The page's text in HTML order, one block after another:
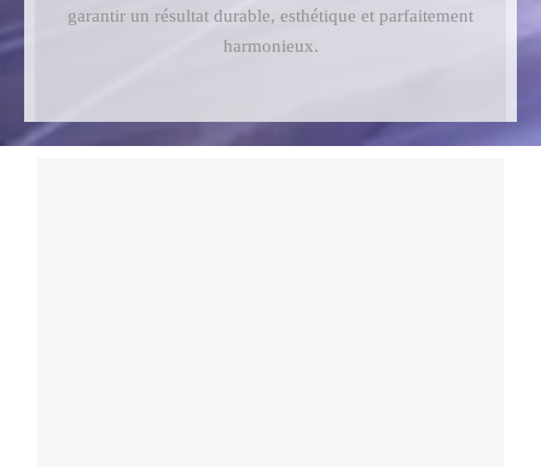
garantir un résultat durable, esthétique et parfaitement
harmonieux.